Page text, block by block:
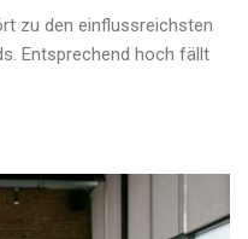
zu den einflussreichsten
Entsprechend hoch fällt